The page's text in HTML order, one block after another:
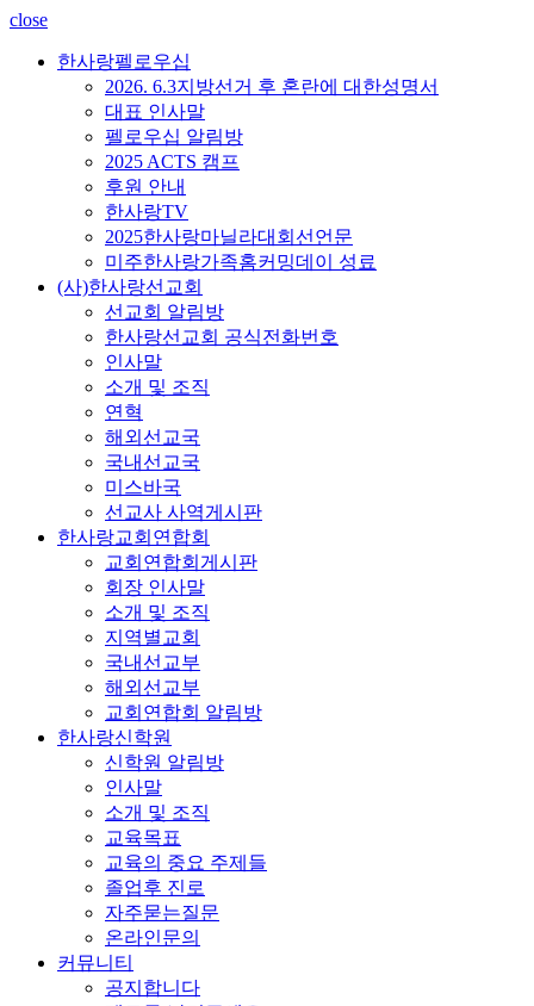
close
한사랑펠로우십
2026. 6.3지방선거 후 혼란에 대한성명서
대표 인사말
펠로우십 알림방
2025 ACTS 캠프
후원 안내
한사랑TV
2025한사랑마닐라대회선언문
미주한사랑가족홈커밍데이 성료
(사)한사랑선교회
선교회 알림방
한사랑선교회 공식전화번호
인사말
소개 및 조직
연혁
해외선교국
국내선교국
미스바국
선교사 사역게시판
한사랑교회연합회
교회연합회게시판
회장 인사말
소개 및 조직
지역별교회
국내선교부
해외선교부
교회연합회 알림방
한사랑신학원
신학원 알림방
인사말
소개 및 조직
교육목표
교육의 중요 주제들
졸업후 진로
자주묻는질문
온라인문의
커뮤니티
공지합니다